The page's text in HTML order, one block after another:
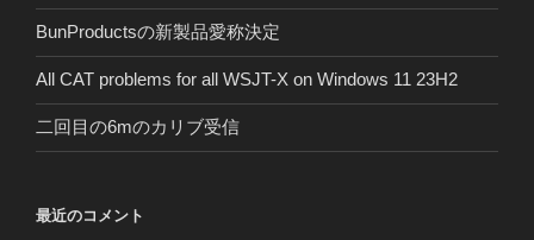
BunProductsの新製品愛称決定
All CAT problems for all WSJT-X on Windows 11 23H2
二回目の6mのカリブ受信
最近のコメント